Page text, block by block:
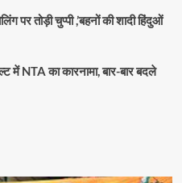
पर तोड़ी चुप्पी ,’बहनों की शादी हिंदुओं
NTA का कारनामा, बार-बार बदले